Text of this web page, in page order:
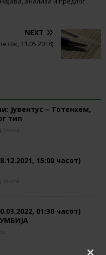
NEXT
11.05.2018)
Јувентус – Тотенхем,
тип
Jovica
15:00 часот)
Jovica
01:30 часот)